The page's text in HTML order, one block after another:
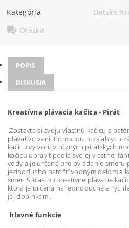
Kategória
Detské
Otázka
POPIS
DISKUSIA
Kreatívna plávacia kačica - Pirát
Zostavte si svoju vlastnú kačicu s
plávať vo vani. Pomocou rozsiahlych
kačicu vytvoriť v rôznych pirátskych
kačicu upraviť podľa svojej vlastnej
vody a je určené pre ovládanie smeru
jednoducho natočiť vodným delom a
smer. Súčasťou kreatívne plávacie
ktorá je určená na jednoduché a
jej doplnkami.
hlavné funkcie